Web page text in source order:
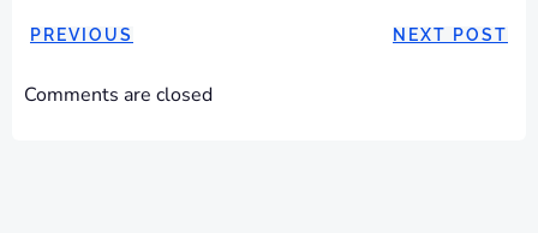
NAVEGACIÓN
POR
PREVIOUS NEXT POST
Comments are closed